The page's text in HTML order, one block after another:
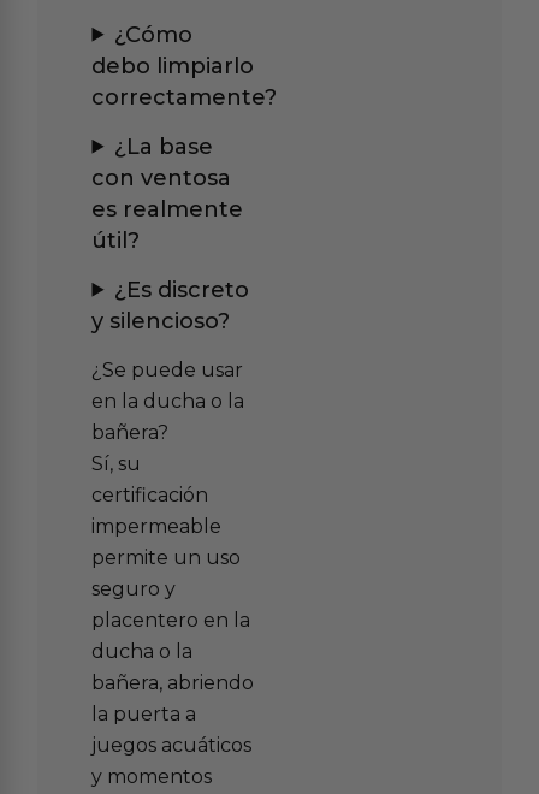
¿Cómo
debo limpiarlo
correctamente?
¿La base
con ventosa
es realmente
útil?
¿Es discreto
y silencioso?
¿Se puede usar
en la ducha o la
bañera?
Sí, su
certificación
impermeable
permite un uso
seguro y
placentero en la
ducha o la
bañera, abriendo
la puerta a
juegos acuáticos
y momentos